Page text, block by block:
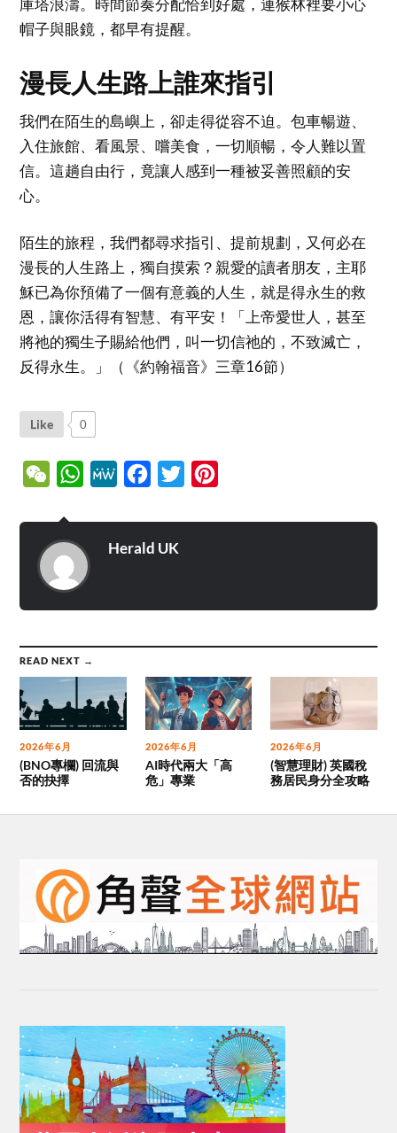
帽子與眼鏡，都早有提醒。
漫長人生路上誰來指引
我們在陌生的島嶼上，卻走得從容不迫。包車暢遊、
入住旅館、看風景、嚐美食，一切順暢，令人難以置
信。這趟自由行，竟讓人感到一種被妥善照顧的安
心。
陌生的旅程，我們都尋求指引、提前規劃，又何必在
漫長的人生路上，獨自摸索？親愛的讀者朋友，主耶
穌已為你預備了一個有意義的人生，就是得永生的救
恩，讓你活得有智慧、有平安！「上帝愛世人，甚至
將祂的獨生子賜給他們，叫一切信祂的，不致滅亡，
反得永生。」（《約翰福音》三章16節）
Like 0
WeChatWhatsApp
MeWe Facebook
Twitter
Herald UK
READ NEXT →
2026年6月
(BNO專欄) 回流與
否的抉擇
2026年6月
AI時代兩大「高
危」專業
2026年6月
(智慧理財) 英國稅
務居民身分全攻略